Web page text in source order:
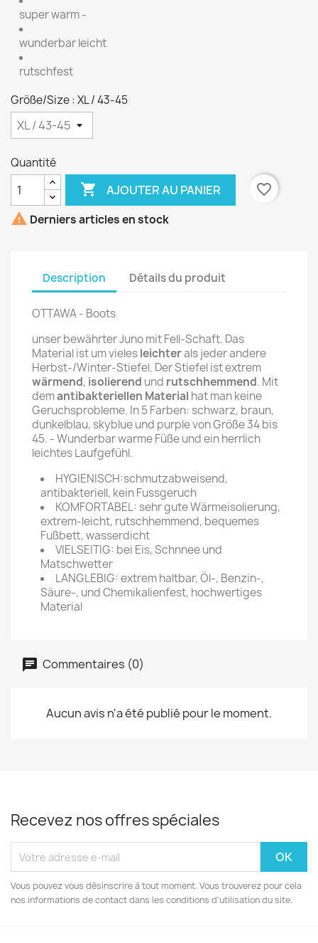
super warm -
wunderbar leicht
rutschfest
Größe/Size : XL / 43-45
Quantité
 AJOUTER AU PANIER
favorite_border
 Derniers articles en stock
Description Détails du produit
OTTAWA - Boots
unser bewährter Juno mit Fell-Schaft. Das
Material ist um vielesleichterals jeder andere
Herbst-/Winter-Stiefel. Der Stiefel ist extrem
wärmend, isolierend und rutschhemmend. Mit
demantibakteriellen Material hat man keine
Geruchsprobleme. In 5 Farben: schwarz, braun,
dunkelblau, skyblue und purple von Größe 34 bis
45. - Wunderbar warme Füße und ein herrlich
leichtes Laufgefühl.
HYGIENISCH:schmutzabweisend,
antibakteriell, kein Fussgeruch
KOMFORTABEL: sehr gute Wärmeisolierung,
extrem-leicht, rutschhemmend, bequemes
Fußbett, wasserdicht
VIELSEITIG: bei Eis, Schnnee und
Matschwetter
LANGLEBIG: extrem haltbar, Öl-, Benzin-,
Säure-, und Chemikalienfest, hochwertiges
Material
Commentaires (0)
Aucun avis n'a été publié pour le moment.
Recevez nos offres spéciales
Vous pouvez vous désinscrire à tout moment. Vous trouverez pour cela
nos informations de contact dans les conditions d'utilisation du site.